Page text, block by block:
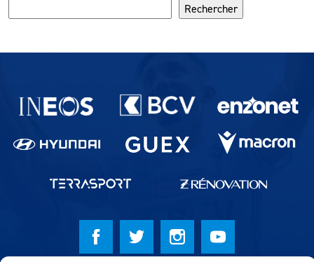
Rechercher
Partenaires du lausanne-Sport